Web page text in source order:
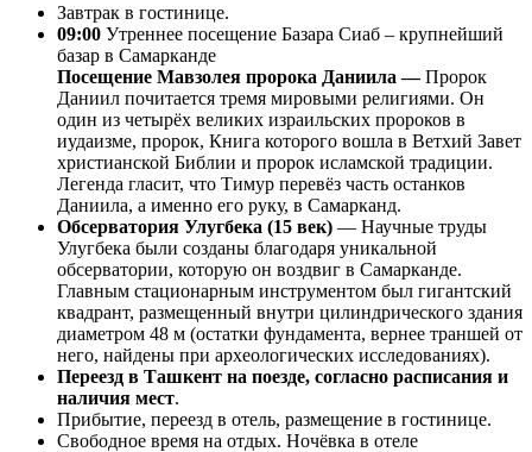
Завтрак в гостинице.
09:00 Утреннее посещение Базара Сиаб – крупнейший
базар в Самарканде
Посещение Мавзолея пророка Даниила —Пророк
Даниил почитается тремя мировыми религиями. Он
один из четырёх великих израильских пророков в
иудаизме, пророк, Книга которого вошла в Ветхий Завет
христианской Библии и пророк исламской традиции.
Легенда гласит, что Тимур перевёз часть останков
Даниила, а именно его руку, в Самарканд.
Обсерватория Улугбека (15 век) — Научные труды
Улугбека были созданы благодаря уникальной
обсерватории, которую он воздвиг в Самарканде.
Главным стационарным инструментом был гигантский
квадрант, размещенный внутри цилиндрического здания
диаметром 48 м (остатки фундамента, вернее траншей от
него, найдены при археологических исследованиях).
Переезд в Ташкент на поезде, согласно расписания и
наличия мест.
Прибытие, переезд в отель, размещение в гостинице.
Свободное время на отдых. Ночёвка в отеле